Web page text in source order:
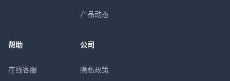
产品动态
帮助
在线客服
公司
隐私政策